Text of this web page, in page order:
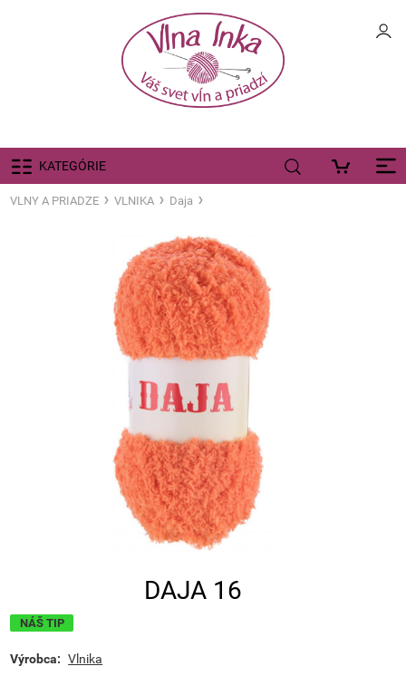
KATEGÓRIE
VLNY A PRIADZE VLNIKA Daja
DAJA 16
NÁŠ TIP
Výrobca: Vlnika